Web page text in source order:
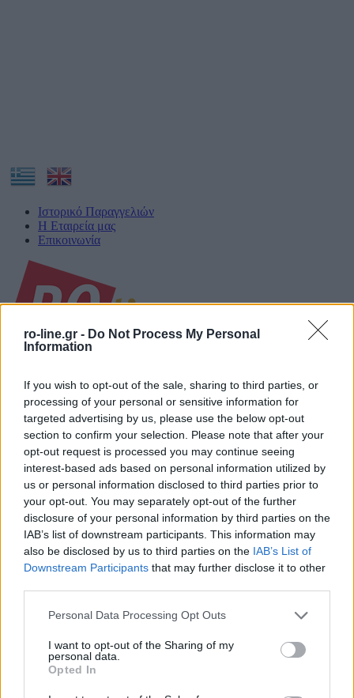
ro-line.gr - Do Not Process My Personal
Information
If you wish to opt-out of the sale, sharing to third parties, or
processing of your personal or sensitive information for
targeted advertising by us, please use the below opt-out
section to confirm your selection. Please note that after your
opt-out request is processed you may continue seeing
interest-based ads based on personal information utilized by
us or personal information disclosed to third parties prior to
your opt-out. You may separately opt-out of the further
disclosure of your personal information by third parties on the
IAB’s list of downstream participants. This information may
also be disclosed by us to third parties on the IAB’s List of
Downstream Participants that may further disclose it to other
Please note that this website/app uses one or more Google
not limited to your visit or usage behaviour. You may click to
grant or deny consent to Google and its third-party tags to
use your data for below specified purposes in below Google
consent section.
Personal Data Processing Opt Outs
I want to opt-out of the Sharing of my
personal data.
Opted In
Ιστορικό Παραγγελιών
Η Εταιρεία μας
Επικοινωνία
ΑΡΧΙΚΗ
ΕΤΑΙΡΕΙΑ
ΠΡΟΪΟΝΤΑ
Αξεσουάρ Πόρτας - Παραθύρου
Πόμολα
Λαβές
Μπουλ
Ρόπτρα
Επιστόμια – Κλείστρα WC
Γρυλόχειρα Παραθύρου
Πόμολα - Λαβές επίπλου
Μοντέρνα
Κλασσικά-Vintage
Industrial
Κρεμάστρες
Μοντέρνες